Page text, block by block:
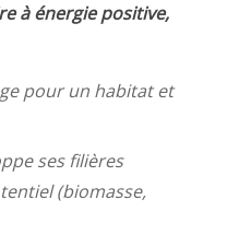
à énergie positive,
pour un habitat et
ses filières
(biomasse,